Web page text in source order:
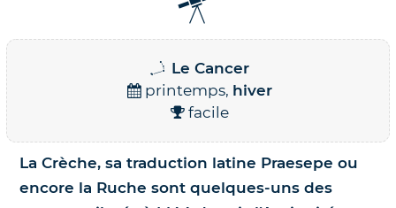
Science et exploration spatiale
Le coin des enfants
Le Cancer
printemps, hiver
facile
La Crèche, sa traduction latine Praesepe ou
encore la Ruche sont quelques-uns des